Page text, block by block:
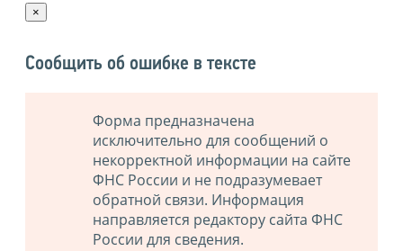
×
Сообщить об ошибке в тексте
Форма предназначена
исключительно для сообщений о
некорректной информации на сайте
ФНС России и не подразумевает
обратной связи. Информация
направляется редактору сайта ФНС
России для сведения.